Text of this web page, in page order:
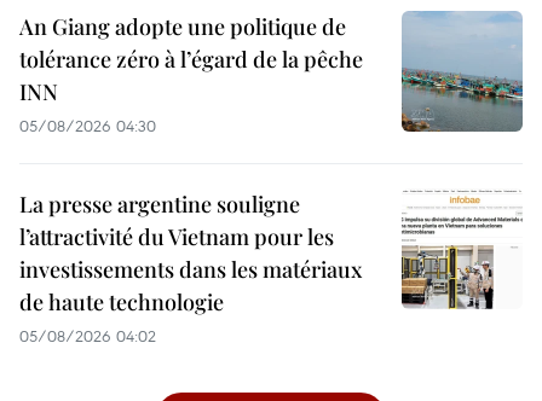
An Giang adopte une politique de
tolérance zéro à l’égard de la pêche
INN
05/08/2026 04:30
La presse argentine souligne
l’attractivité du Vietnam pour les
investissements dans les matériaux
de haute technologie
05/08/2026 04:02